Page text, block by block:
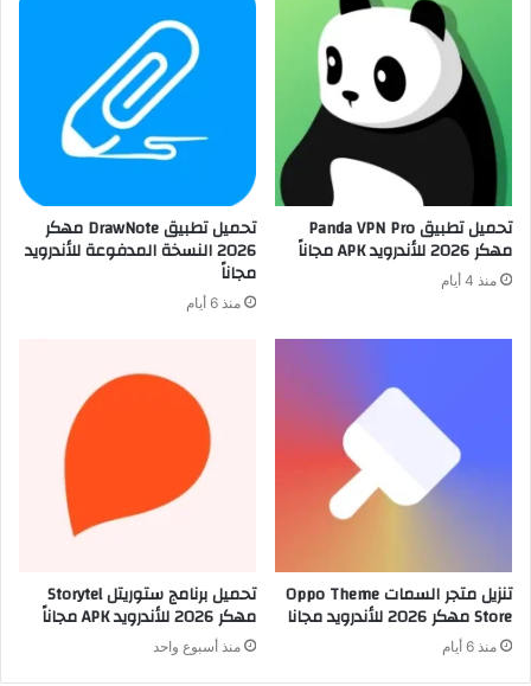
تحميل تطبيق Panda VPN Pro
مهكر 2026 للأندرويد APK مجاناً
منذ 4 أيام
تحميل تطبيق DrawNote مهكر
2026 النسخة المدفوعة للأندرويد
مجاناً
منذ 6 أيام
تنزيل متجر السمات Oppo Theme
Store مهكر 2026 للأندرويد مجانا
منذ 6 أيام
تحميل برنامج ستوريتل Storytel
مهكر 2026 للأندرويد APK مجاناً
منذ أسبوع واحد